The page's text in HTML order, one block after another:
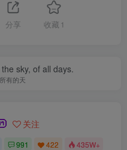
分享 收藏 1
sky, of all days.
有的天
关注
991 422 435W+